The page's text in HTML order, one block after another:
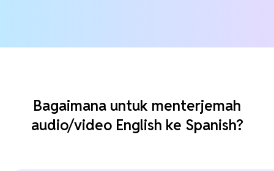
Bagaimana untuk menterjemah
audio/video English ke Spanish?